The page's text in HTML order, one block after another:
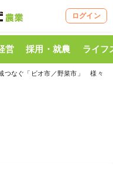
ログイン
営 採用・就農 ライフ
つなぐ「ビオ市／野菜市」 様々